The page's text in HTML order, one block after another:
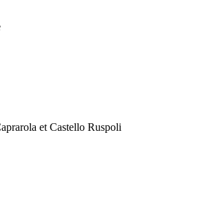
et Castello Ruspoli